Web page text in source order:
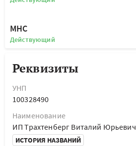
МНС
Действующий
Реквизиты
УНП
100328490
Наименование
ИП Трахтенберг Виталий Юрьевич
ИСТОРИЯ НАЗВАНИЙ